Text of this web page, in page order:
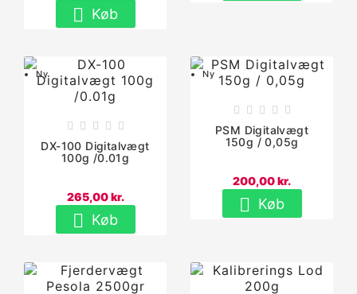
 Køb
Ny
    
DX-100 Digitalvægt
100g /0.01g
265,00 kr.
 Køb
Ny
    
PSM Digitalvægt
150g / 0,05g
200,00 kr.
 Køb